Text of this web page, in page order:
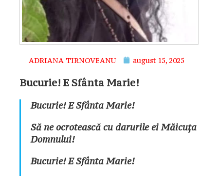
ADRIANA TIRNOVEANU august 15, 2025
Bucurie! E Sfânta Marie!
Bucurie! E Sfânta Marie!
Să ne ocrotească cu darurile ei Măicuța
Domnului!
Bucurie! E Sfânta Marie!